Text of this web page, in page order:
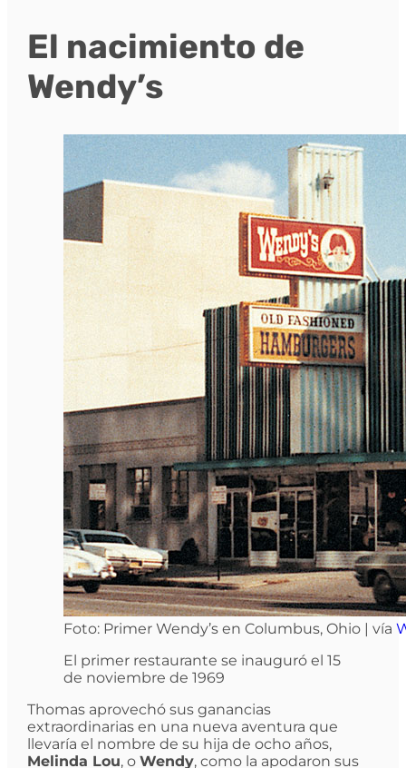
El nacimiento de
Wendy’s
Foto: Primer Wendy’s en Columbus, Ohio | vía
El primer restaurante se inauguró el 15
de noviembre de 1969
Thomas aprovechó sus ganancias
extraordinarias en una nueva aventura que
llevaría el nombre de su hija de ocho años,
Melinda Lou, o Wendy, como la apodaron sus